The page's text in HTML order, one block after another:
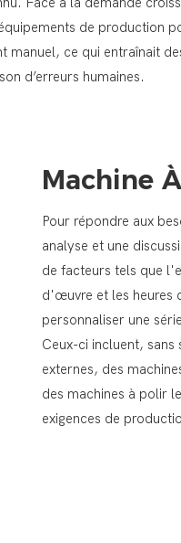
de production
manuel, ce qui entraînait
d’erreurs humaines.
Machine
Pour répondre aux
analyse et une
de facteurs tels que
d'œuvre et les heures
personnaliser une
Ceux-ci incluent,
externes, des
des machines à polir
exigences de